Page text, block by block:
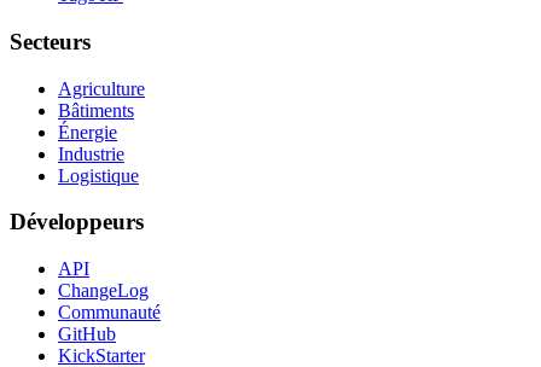
Secteurs
Agriculture
Bâtiments
Énergie
Industrie
Logistique
Développeurs
API
ChangeLog
Communauté
GitHub
KickStarter